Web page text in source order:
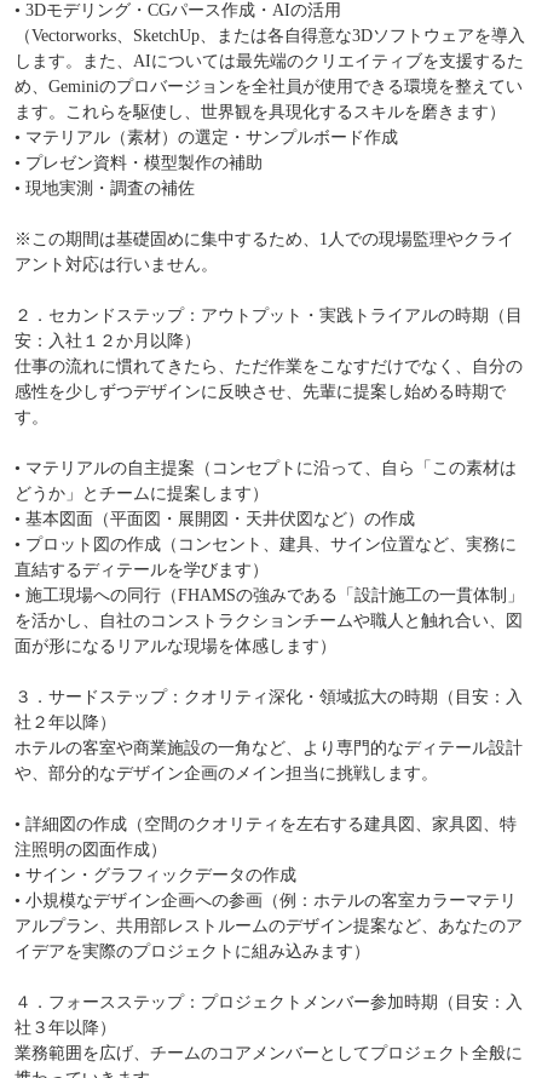
• 3Dモデリング・CGパース作成・AIの活用
（Vectorworks、SketchUp、または各自得意な3Dソフトウェアを導入
します。また、AIについては最先端のクリエイティブを支援するた
め、Geminiのプロバージョンを全社員が使用できる環境を整えてい
ます。これらを駆使し、世界観を具現化するスキルを磨きます）
• マテリアル（素材）の選定・サンプルボード作成
• プレゼン資料・模型製作の補助
• 現地実測・調査の補佐
※この期間は基礎固めに集中するため、1人での現場監理やクライ
アント対応は行いません。
２．セカンドステップ：アウトプット・実践トライアルの時期（目
安：入社１２か月以降）
仕事の流れに慣れてきたら、ただ作業をこなすだけでなく、自分の
感性を少しずつデザインに反映させ、先輩に提案し始める時期で
す。
• マテリアルの自主提案（コンセプトに沿って、自ら「この素材は
どうか」とチームに提案します）
• 基本図面（平面図・展開図・天井伏図など）の作成
• プロット図の作成（コンセント、建具、サイン位置など、実務に
直結するディテールを学びます）
• 施工現場への同行（FHAMSの強みである「設計施工の一貫体制」
を活かし、自社のコンストラクションチームや職人と触れ合い、図
面が形になるリアルな現場を体感します）
３．サードステップ：クオリティ深化・領域拡大の時期（目安：入
社２年以降）
ホテルの客室や商業施設の一角など、より専門的なディテール設計
や、部分的なデザイン企画のメイン担当に挑戦します。
• 詳細図の作成（空間のクオリティを左右する建具図、家具図、特
注照明の図面作成）
• サイン・グラフィックデータの作成
• 小規模なデザイン企画への参画（例：ホテルの客室カラーマテリ
アルプラン、共用部レストルームのデザイン提案など、あなたのア
イデアを実際のプロジェクトに組み込みます）
４．フォースステップ：プロジェクトメンバー参加時期（目安：入
社３年以降）
業務範囲を広げ、チームのコアメンバーとしてプロジェクト全般に